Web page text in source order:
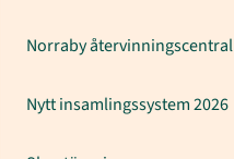
Norraby återvinningscentral
Nytt insamlingssystem 2026